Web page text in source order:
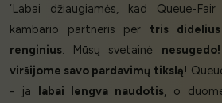
‘Labai džiaugiamės, kad Queue-
kambario partneris per tris
renginius. Mūsų svetainė nesugedo!
viršijome savo pardavimų tikslą!
- ja labai lengva naudotis, o